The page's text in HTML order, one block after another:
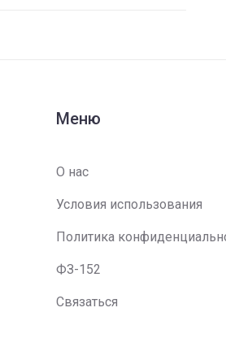
Меню
О нас
Условия использования
Политика
ФЗ-152
Связаться